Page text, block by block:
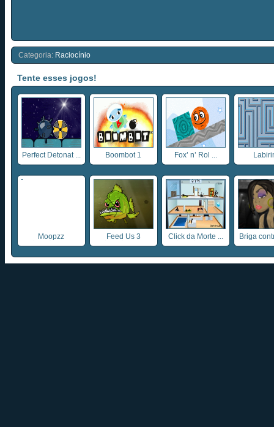
Categoria: Raciocínio
Tente esses jogos!
Perfect Detonat ... Boombot 1 Fox’ n’ Rol ...
Moopzz Feed Us 3 Click da Morte ... Briga